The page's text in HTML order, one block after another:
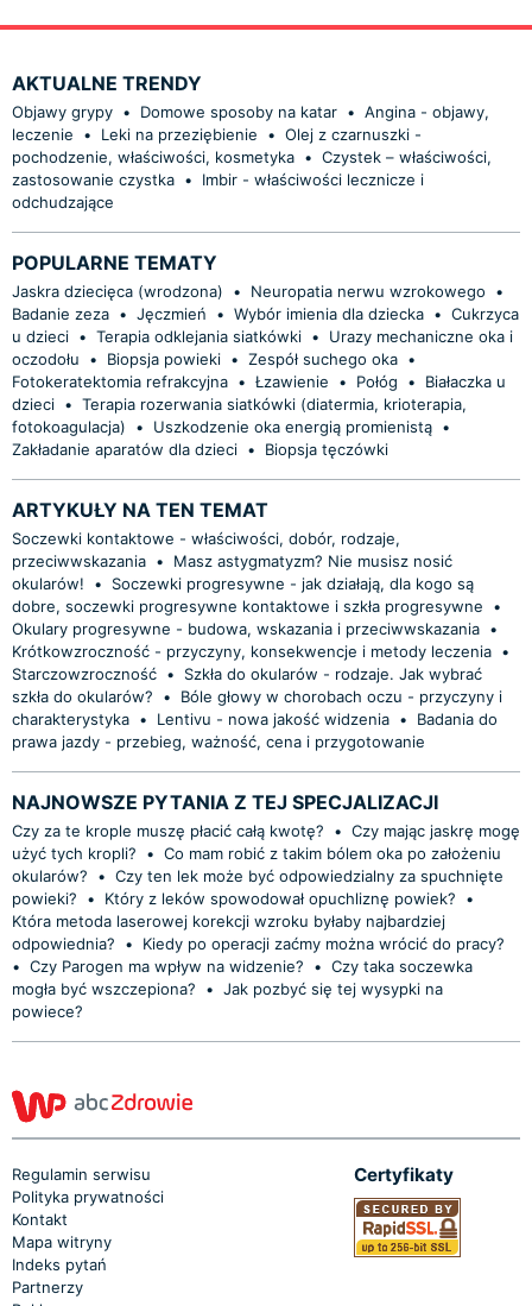
AKTUALNE TRENDY
Objawy grypy • Domowe sposoby na katar • Angina - objawy,
leczenie
• Leki na przeziębienie • Olej z czarnuszki -
pochodzenie, właściwości, kosmetyka • Czystek – właściwości,
zastosowanie czystka •
Imbir - właściwości lecznicze i
odchudzające
POPULARNE TEMATY
Jaskra dziecięca (wrodzona) • Neuropatia nerwu wzrokowego
•
Badanie zeza • Jęczmień • Wybór imienia dla dziecka • Cukrzyca
u dzieci • Terapia odklejania siatkówki •
Urazy mechaniczne oka i
oczodołu
• Biopsja powieki • Zespół suchego oka •
Fotokeratektomia refrakcyjna • Łzawienie • Połóg •
Białaczka u
dzieci • Terapia rozerwania siatkówki (diatermia, krioterapia,
fotokoagulacja)
• Uszkodzenie oka energią promienistą •
Zakładanie aparatów dla dzieci • Biopsja tęczówki
ARTYKUŁY NA TEN TEMAT
Soczewki kontaktowe - właściwości, dobór, rodzaje,
przeciwwskazania •
Masz astygmatyzm? Nie musisz nosić
okularów!
•
Soczewki progresywne - jak działają, dla kogo są
dobre, soczewki progresywne kontaktowe i szkła progresywne
•
Okulary progresywne - budowa, wskazania i przeciwwskazania •
Krótkowzroczność - przyczyny, konsekwencje i metody leczenia •
Starczowzroczność •
Szkła do okularów - rodzaje. Jak wybrać
szkła do okularów?
•
Bóle głowy w chorobach oczu - przyczyny i
charakterystyka • Lentivu - nowa jakość widzenia •
Badania do
prawa jazdy - przebieg, ważność, cena i przygotowanie
NAJNOWSZE PYTANIA Z TEJ SPECJALIZACJI
Czy za te krople muszę płacić całą kwotę? • Czy mając jaskrę mogę
użyć tych kropli?
• Co mam robić z takim bólem oka po założeniu
okularów?
• Czy ten lek może być odpowiedzialny za spuchnięte
powieki?
• Który z leków spowodował opuchliznę powiek?
•
Która metoda laserowej korekcji wzroku byłaby najbardziej
odpowiednia?
•
Kiedy po operacji zaćmy można wrócić do pracy?
• Czy Parogen ma wpływ na widzenie? • Czy taka soczewka
mogła być wszczepiona?
• Jak pozbyć się tej wysypki na
powiece?
Regulamin serwisu
Polityka prywatności
Kontakt
Mapa witryny
Indeks pytań
Partnerzy
Certyfikaty